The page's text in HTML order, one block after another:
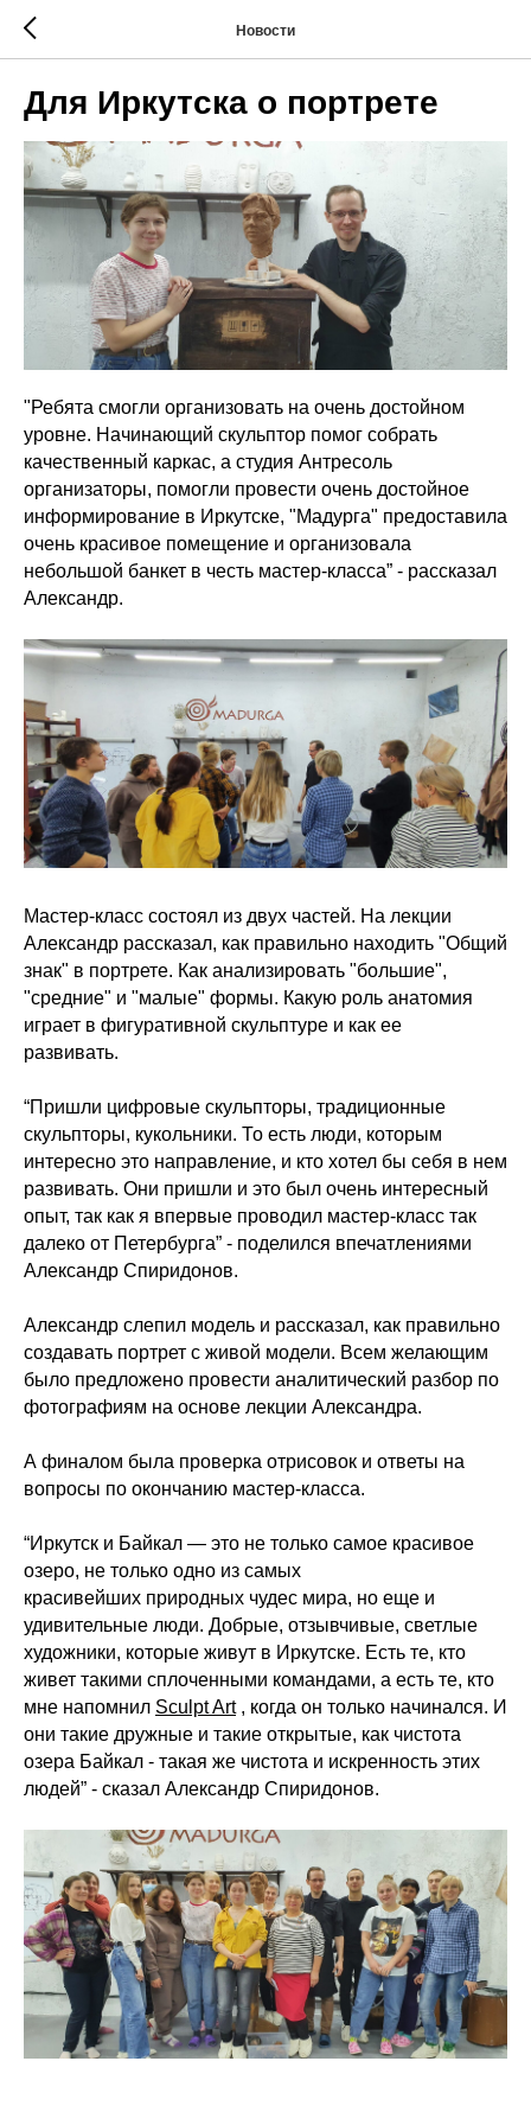
Новости
Для Иркутска о портрете
"Ребята смогли организовать на очень достойном
уровне. Начинающий скульптор помог собрать
качественный каркас, а студия Антресоль
организаторы, помогли провести очень достойное
информирование в Иркутске, "Мадурга" предоставила
очень красивое помещение и организовала
небольшой банкет в честь мастер-класса” - рассказал
Александр.
Мастер-класс состоял из двух частей. На лекции
Александр рассказал, как правильно находить "Общий
знак" в портрете. Как анализировать "большие",
"средние" и "малые" формы. Какую роль анатомия
играет в фигуративной скульптуре и как ее
развивать.
“Пришли цифровые скульпторы, традиционные
скульпторы, кукольники. То есть люди, которым
интересно это направление, и кто хотел бы себя в нем
развивать. Они пришли и это был очень интересный
опыт, так как я впервые проводил мастер-класс так
далеко от Петербурга” - поделился впечатлениями
Александр Спиридонов.
Александр слепил модель и рассказал, как правильно
создавать портрет с живой модели. Всем желающим
было предложено провести аналитический разбор по
фотографиям на основе лекции Александра.
А финалом была проверка отрисовок и ответы на
вопросы по окончанию мастер-класса.
“Иркутск и Байкал — это не только самое красивое
озеро, не только одно из самых
красивейших природных чудес мира, но еще и
удивительные люди. Добрые, отзывчивые, светлые
художники, которые живут в Иркутске. Есть те, кто
живет такими сплоченными командами, а есть те, кто
мне напомнил Sculpt Art, когда он только начинался. И
они такие дружные и такие открытые, как чистота
озера Байкал - такая же чистота и искренность этих
людей” - сказал Александр Спиридонов.